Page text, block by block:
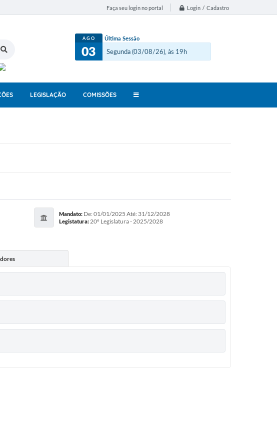
Faça seu login no portal Login / Cadastro
AGO
03
Última Sessão
Segunda (03/08/26), às 19h
LEGISLAÇÃO COMISSÕES
Mandato:De: 01/01/2025 Até: 31/12/2028
Legistatura:20º Legislatura - 2025/2028